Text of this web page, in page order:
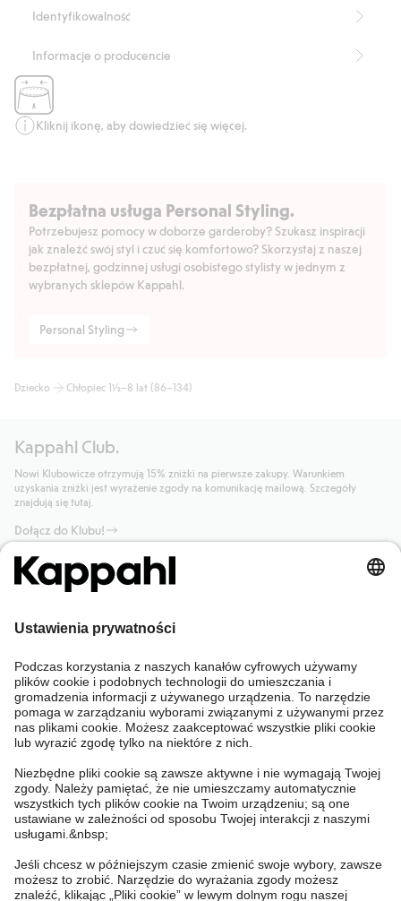
Identyfikowalność
Informacje o producencie
Kliknij ikonę, aby dowiedzieć się więcej.
Bezpłatna usługa Personal Styling.
Potrzebujesz pomocy w doborze garderoby? Szukasz inspiracji
jak znaleźć swój styl i czuć się komfortowo? Skorzystaj z naszej
bezpłatnej, godzinnej usługi osobistego stylisty w jednym z
wybranych sklepów Kappahl.
Personal Styling
Dziecko Chłopiec 1½–8 lat (86–134)
Kappahl Club.
Nowi Klubowicze otrzymują 15% zniżki na pierwsze zakupy. Warunkiem
uzyskania zniżki jest wyrażenie zgody na komunikację mailową. Szczegóły
znajdują się tutaj.
Dołącz do Klubu!
Potrzebujesz pomocy?
Sklep internetowy
Częste pytania
Twoje zamówienie
Skontaktuj się z nami
Kappahl Club
Mój profil
Kappahl Club
Warunki członkostwa
O nas
O Kappahl Group
Zrównoważony rozwój
Warunki i zasady
Ogólne warunki zakupu
Więcej od nas